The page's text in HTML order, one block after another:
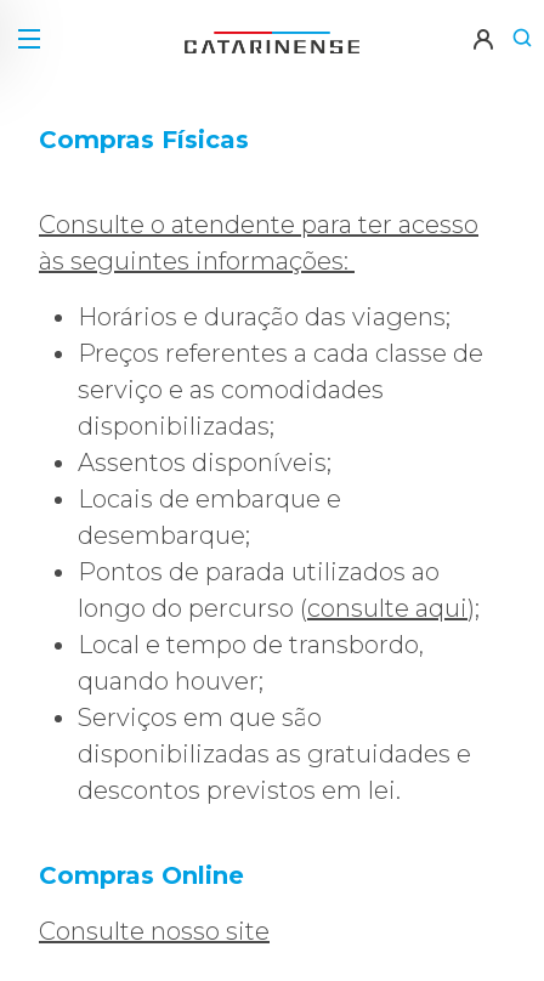
Compras Físicas
Consulte o atendente para ter acesso
às seguintes informações:
Horários e duração das viagens;
Preços referentes a cada classe de
serviço e as comodidades
disponibilizadas;
Assentos disponíveis;
Locais de embarque e
desembarque;
Pontos de parada utilizados ao
longo do percurso (consulte aqui);
Local e tempo de transbordo,
quando houver;
Serviços em que são
disponibilizadas as gratuidades e
descontos previstos em lei.
Compras Online
Consulte nosso site